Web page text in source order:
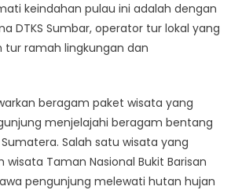
keindahan pulau ini adalah dengan
DTKS Sumbar, operator tur lokal yang
tur ramah lingkungan dan
beragam paket wisata yang
menjelajahi beragam bentang
Salah satu wisata yang
Taman Nasional Bukit Barisan
pengunjung melewati hutan hujan